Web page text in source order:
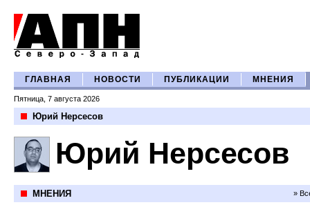
ГЛАВНАЯ НОВОСТИ ПУБЛИКАЦИИ МНЕНИЯ
Пятница, 7 августа 2026
Юрий Нерсесов
Юрий Нерсесов
МНЕНИЯ »